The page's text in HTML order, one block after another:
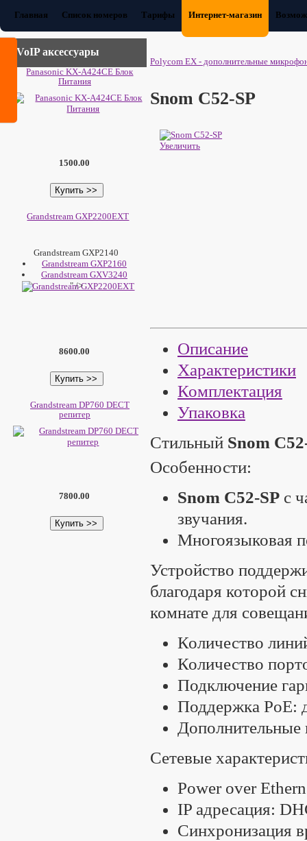
Главная Список номеров Тарифы Интернет-магазин
VoIP аксессуары
Panasonic KX-A424CE Блок
Питания
1500.00
Grandstream GXP2200EXT
Grandstream GXP2140
Grandstream GXP2160
Grandstream GXV3240
" />
8600.00
Grandstream DP760 DECT
репитер
7800.00
Polycom EX - дополнительные
Snom C52-SP
Увеличить
Описание
Характеристики
Комплектация
Упаковка
Стильный Snom
Особенности:
Snom C52-SP с
звучания.
Многоязыковая
Устройство
благодаря которой
комнате для
Количество
Количество
Подключение
Поддержка PoE:
Дополнительные
Сетевые
Power over
IP адресация:
Синхронизация